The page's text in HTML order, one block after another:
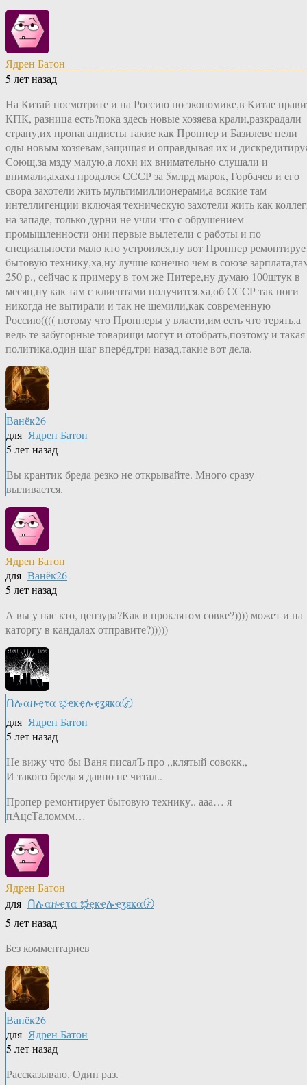
Ядрен Батон
5 лет назад
На Китай посмотрите и на Россию по экономике,в Китае
КПК, разница есть?пока здесь новые хозяева крали,разкрадали
страну,их пропагандисты такие как Проппер и Базилевс пели
оды новым хозяевам,защищая и оправдывая их и
Соющ,за мзду малую,а лохи их внимательно слушали и
внимали,ахаха продался СССР за 5млрд марок, Горбачев и его
свора захотели жить мультимиллионерами,а всякие там
интеллигенции включая техническую захотели жить как
на западе, только дурни не учли что с обрушением
промышленности они первые вылетели с работы и по
специальности мало кто устроился,ну вот Проппер
бытовую технику,ха,ну лучше конечно чем в союзе
250 р., сейчас к примеру в том же Питере,ну думаю 100штук в
месяц,ну как там с клиентами получится.ха,об СССР так ноги
никогда не вытирали и так не щемили,как современную
Россию(((( потому что Пропперы у власти,им есть что терять,а
ведь те забугорные товарищи могут и отобрать,поэтому и такая
политика,один шаг вперёд,три назад,такие вот дела.
Ванёк26
для Ядрен Батон
5 лет назад
Вы крантик бреда резко не открывайте. Много сразу
выливается.
Ядрен Батон
для Ванёк26
5 лет назад
А вы у нас кто, цензура?Как в проклятом совке?)))) может и на
каторгу в кандалах отправите?)))))
Ոሉαዙҿτα ಭҿҝҿሉҿʓяҝα〄
для Ядрен Батон
5 лет назад
Не вижу что бы Ваня писалЪ про ,,клятый совокк,,
И такого бреда я давно не читал..
Пропер ремонтирует бытовую технику.. ааа… я
пАцсТаломмм…
Ядрен Батон
для Ոሉαዙҿτα ಭҿҝҿሉҿʓяҝα〄
5 лет назад
Без комментариев
Ванёк26
для Ядрен Батон
5 лет назад
Рассказываю. Один раз.